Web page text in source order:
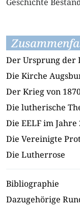
Der Ursprung
Die Kirche
Der Krieg von
Die lutherische
Die EELF im Jahre
Die Vereinigte
Die Lutherrose
Bibliographie
Dazugehörige